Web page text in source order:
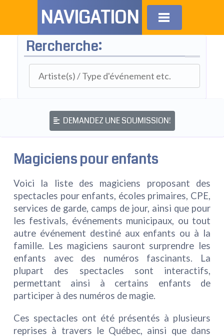
NAVIGATION
Rercherche:
DEMANDEZ UNE SOUMISSION!
Magiciens pour enfants
Voici la liste des magiciens proposant des
spectacles pour enfants, écoles primaires, CPE,
services de garde, camps de jour, ainsi que pour
les festivals, événements municipaux, ou tout
autre événement destiné aux enfants ou à la
famille. Les magiciens sauront surprendre les
enfants avec des numéros fascinants. La
plupart des spectacles sont interactifs,
permettant ainsi à certains enfants de
participer à des numéros de magie.
Ces spectacles ont été présentés à plusieurs
reprises à travers le Québec, ainsi que dans